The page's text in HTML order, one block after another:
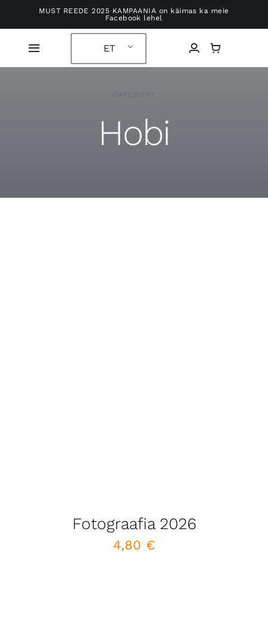
MUST REEDE 2025 KAMPAANIA on käimas ka meie
Facebook lehel
ET
Lülitusnavigatsioon
E-POOD
Hobi
Fotograafia 2026
4,80 €